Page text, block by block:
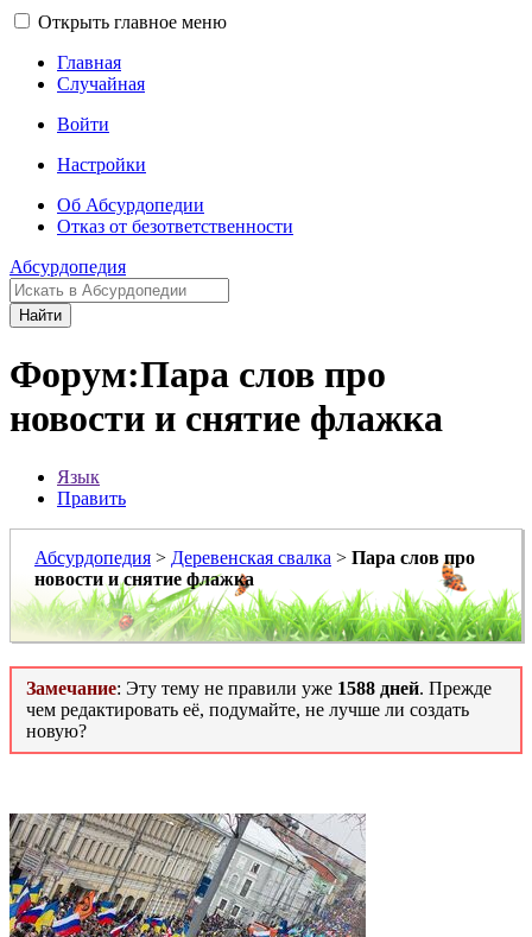
Открыть главное меню
Главная
Случайная
Войти
Настройки
Об Абсурдопедии
Отказ от безответственности
Абсурдопедия
Найти
Форум:Пара слов про
новости и снятие флажка
Язык
Править
Абсурдопедия > Деревенская свалка > Пара слов про
новости и снятие флажка
Замечание: Эту тему не правили уже 1588 дней. Прежде
чем редактировать её, подумайте, не лучше ли создать
новую?